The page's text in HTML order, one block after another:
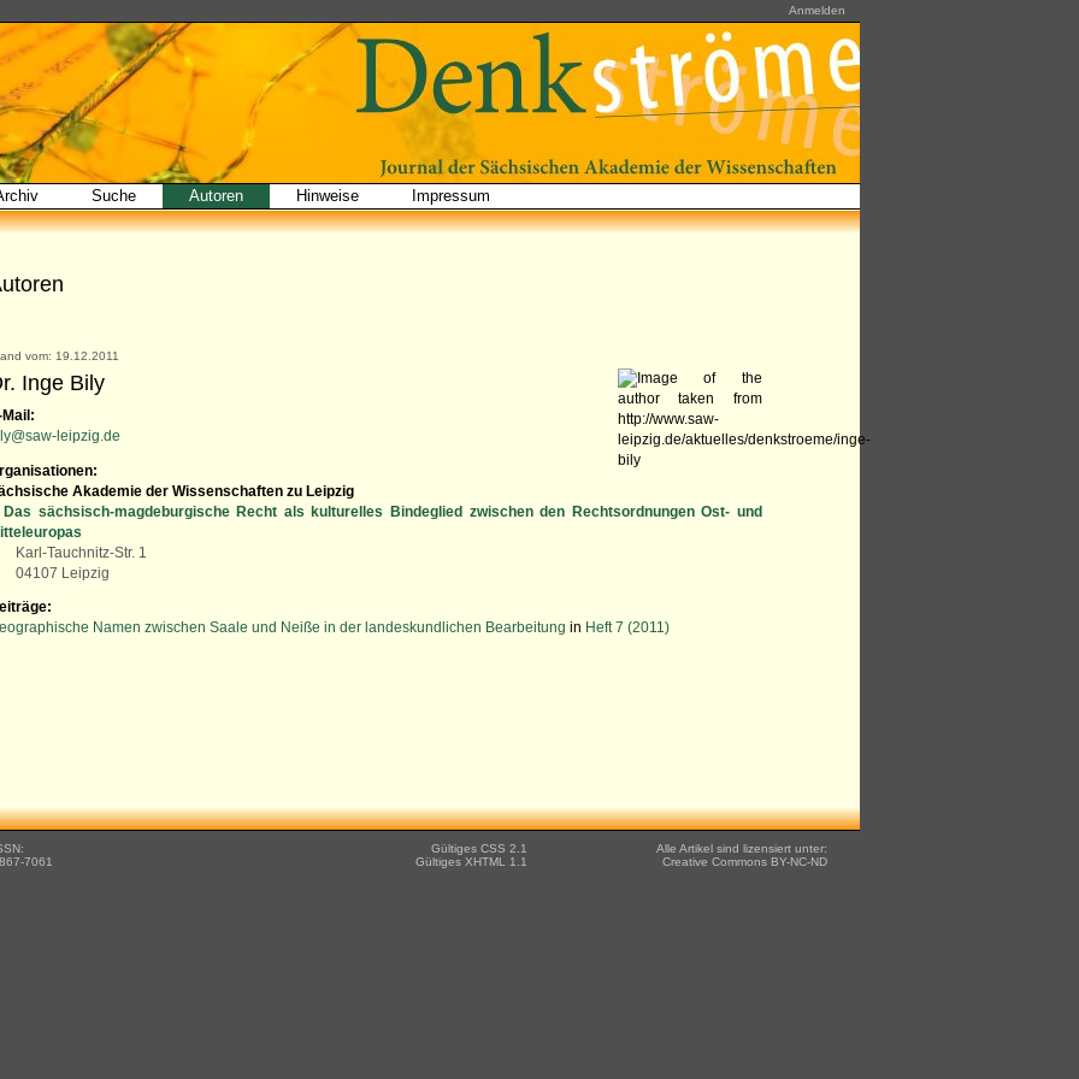
Anmelden
Suche Autoren Hinweise Impressum
vom: 19.12.2011
Inge Bily
Mail:
leipzig.de
Akademie der Wissenschaften zu Leipzig
Das sächsisch-magdeburgische Recht als kulturelles Bindeglied zwischen den Rechtsordnungen Ost- und
Karl-Tauchnitz-Str. 1
04107 Leipzig
Namen zwischen Saale und Neiße in der landeskundlichen Bearbeitung in Heft 7 (2011)
7061
Alle Artikel sind lizensiert unter:
Creative Commons BY-NC-ND
Gültiges CSS 2.1
Gültiges XHTML 1.1